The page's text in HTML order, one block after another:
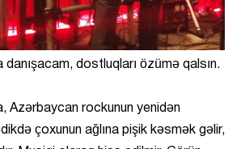
danışacam, dostluqları özümə qalsın.
Azərbaycan rockunun yenidən
çoxunun ağlına pişik kəsmək gəlir,